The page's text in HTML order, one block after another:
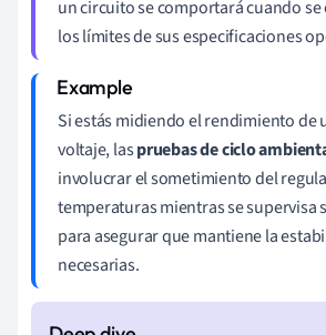
un circuito se comportará cuando
los límites de sus especificaciones
Si estás midiendo el rendimiento de
voltaje, laspruebas de ciclo
involucrar el sometimiento del
temperaturas mientras se supervisa
para asegurar que mantiene la
necesarias.